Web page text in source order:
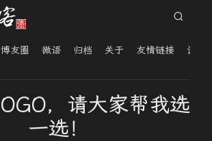
博友圈 微语 归档 关于 友情链接 读者
，请大家帮我选
一选！